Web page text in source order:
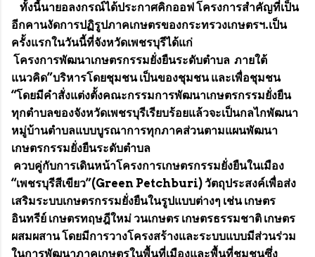
ทั้งนี้นายอลงกรณ์ได้ประกาศคิกออฟ โครงการสำคัญที่เป็น
อีกคานงัดการปฏิรูปภาคเกษตรของกระทรวงเกษตรฯ.เป็น
ครั้งแรกในวันนี้ที่จังหวัดเพชรบุรีได้แก่
โครงการพัฒนาเกษตรกรรมยั่งยืนระดับตำบล ภายใต้
แนวคิด”บริหารโดยชุมชน เป็นของชุมชน และเพื่อชุมชน
“โดยมีคำสั่งแต่งตั้งคณะกรรมการพัฒนาเกษตรกรรมยั่งยืน
ทุกตำบลของจังหวัดเพชรบุรีเรียบร้อยแล้วจะเป็นกลไกพัฒนา
หมู่บ้านตำบลแบบบูรณาการทุกภาคส่วนตามแผนพัฒนา
เกษตรกรรมยั่งยืนระดับตำบล
ควบคู่กับการเดินหน้าโครงการเกษตรกรรมยั่งยืนในเมือง
“เพชรบุรีสีเขียว”(Green Petchburi) วัตถุประสงค์เพื่อส่ง
เสริมระบบเกษตรกรรมยั่งยืนในรูปแบบต่างๆ เช่น เกษตร
อินทรีย์ เกษตรทฤษฎีใหม่ วนเกษตร เกษตรธรรมชาติ เกษตร
ผสมผสาน โดยมีการวางโครงสร้างและระบบแบบมีส่วนร่วม
ในการพัฒนาภาคเกษตรในพื้นที่เมืองและพื้นที่ชุมชนซึ่ง